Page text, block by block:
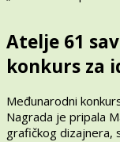
Atelje 61
konkurs za
Međunarodni
Nagrada je pripala
grafičkog dizajnera,